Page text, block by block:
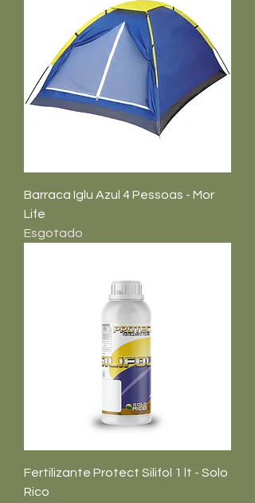
Barraca Iglu Azul 4 Pessoas - Mor
Life
Esgotado
Fertilizante Protect Silifol 1 lt - Solo
Rico